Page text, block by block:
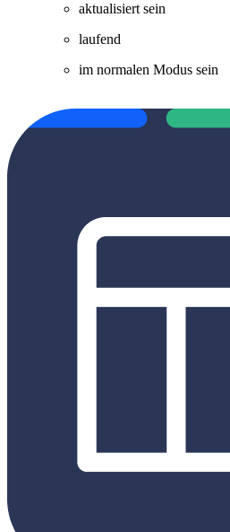
aktualisiert sein
laufend
im normalen Modus sein